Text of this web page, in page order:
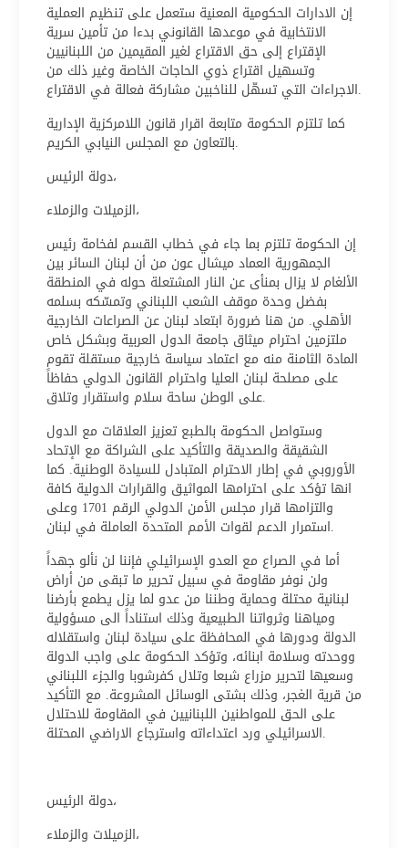
إن الادارات الحكومية المعنية ستعمل على تنظيم العملية
الانتخابية في موعدها القانوني بدءا من تأمين سرية
الإقتراع إلى حق الاقتراع لغير المقيمين من اللبنانيين
وتسهيل اقتراع ذوي الحاجات الخاصة وغير ذلك من
الاجراءات التي تسهّل للناخبين مشاركة فعالة في الاقتراع.
كما تلتزم الحكومة متابعة اقرار قانون اللامركزية الإدارية
بالتعاون مع المجلس النيابي الكريم.
دولة الرئيس،
الزميلات والزملاء،
إن الحكومة تلتزم بما جاء في خطاب القسم لفخامة رئيس
الجمهورية العماد ميشال عون من أن لبنان السائر بين
الألغام لا يزال بمنأى عن النار المشتعلة حوله في المنطقة
بفضل وحدة موقف الشعب اللبناني وتمسّكه بسلمه
الأهلي. من هنا ضرورة ابتعاد لبنان عن الصراعات الخارجية
ملتزمين احترام ميثاق جامعة الدول العربية وبشكل خاص
المادة الثامنة منه مع اعتماد سياسة خارجية مستقلة تقوم
على مصلحة لبنان العليا واحترام القانون الدولي حفاظاً
على الوطن ساحة سلام واستقرار وتلاق.
وستواصل الحكومة بالطبع تعزيز العلاقات مع الدول
الشقيقة والصديقة والتأكيد على الشراكة مع الإتحاد
الأوروبي في إطار الاحترام المتبادل للسيادة الوطنية. كما
انها تؤكد على احترامها المواثيق والقرارات الدولية كافة
والتزامها قرار مجلس الأمن الدولي الرقم 1701 وعلى
استمرار الدعم لقوات الأمم المتحدة العاملة في لبنان.
أما في الصراع مع العدو الإسرائيلي فإننا لن نألو جهداً
ولن نوفر مقاومة في سبيل تحرير ما تبقى من أراض
لبنانية محتلة وحماية وطننا من عدو لما يزل يطمع بأرضنا
ومياهنا وثرواتنا الطبيعية وذلك استناداً الى مسؤولية
الدولة ودورها في المحافظة على سيادة لبنان واستقلاله
ووحدته وسلامة ابنائه، وتؤكد الحكومة على واجب الدولة
وسعيها لتحرير مزراع شبعا وتلال كفرشوبا والجزء اللبناني
من قرية الغجر، وذلك بشتى الوسائل المشروعة. مع التأكيد
على الحق للمواطنين اللبنانيين في المقاومة للاحتلال
الاسرائيلي ورد اعتداءاته واسترجاع الاراضي المحتلة.
دولة الرئيس،
الزميلات والزملاء،